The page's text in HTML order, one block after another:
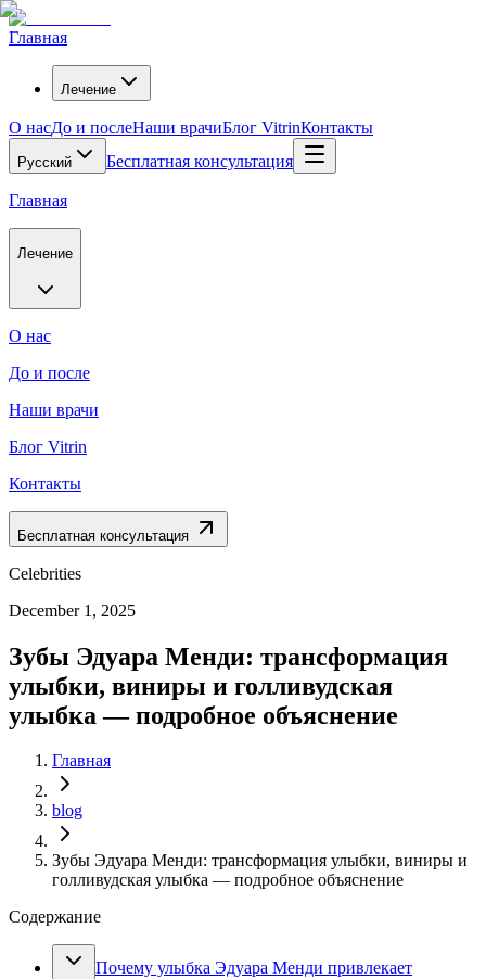
Главная
Лечение
О насДо и послеНаши врачиБлог VitrinКонтакты
Русский Бесплатная консультация
Главная
Лечение
О нас
До и после
Наши врачи
Блог Vitrin
Контакты
Бесплатная консультация
Celebrities
December 1, 2025
Зубы Эдуара Менди: трансформация
улыбки, виниры и голливудская
улыбка — подробное объяснение
Главная
blog
Зубы Эдуара Менди: трансформация улыбки, виниры и
голливудская улыбка — подробное объяснение
Содержание
Почему улыбка Эдуара Менди привлекает